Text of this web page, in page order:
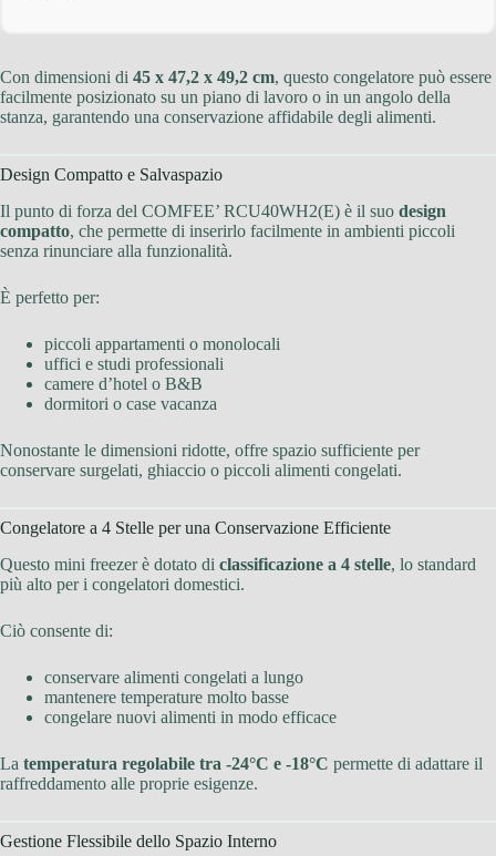
Con dimensioni di 45 x 47,2 x 49,2 cm, questo congelatore può essere
facilmente posizionato su un piano di lavoro o in un angolo della
stanza, garantendo una conservazione affidabile degli alimenti.
Design Compatto e Salvaspazio
Il punto di forza del COMFEE’ RCU40WH2(E) è il suo design
compatto, che permette di inserirlo facilmente in ambienti piccoli
senza rinunciare alla funzionalità.
È perfetto per:
piccoli appartamenti o monolocali
uffici e studi professionali
camere d’hotel o B&B
dormitori o case vacanza
Nonostante le dimensioni ridotte, offre spazio sufficiente per
conservare surgelati, ghiaccio o piccoli alimenti congelati.
Congelatore a 4 Stelle per una Conservazione Efficiente
Questo mini freezer è dotato di classificazione a 4 stelle, lo standard
più alto per i congelatori domestici.
Ciò consente di:
conservare alimenti congelati a lungo
mantenere temperature molto basse
congelare nuovi alimenti in modo efficace
La temperatura regolabile tra -24°C e -18°C permette di adattare il
raffreddamento alle proprie esigenze.
Gestione Flessibile dello Spazio Interno